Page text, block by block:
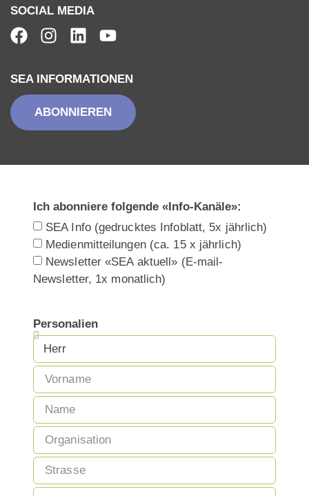
SOCIAL MEDIA
SEA INFORMATIONEN
ABONNIEREN
Ich abonniere folgende «Info-Kanäle»:
SEA Info (gedrucktes Infoblatt, 5x jährlich)
Medienmitteilungen (ca. 15 x jährlich)
Newsletter «SEA aktuell» (E-mail-
Newsletter, 1x monatlich)
Personalien